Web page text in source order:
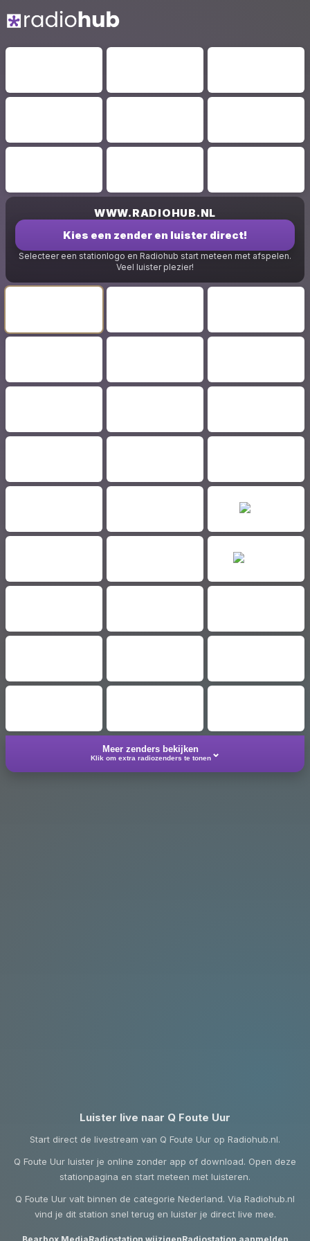
WWW.RADIOHUB.NL
Kies een zender en luister direct!
Selecteer een stationlogo en Radiohub start meteen met afspelen.
Veel luister plezier!
Meer zenders bekijken
Klik om extra radiozenders te tonen ⌄
Luister live naar Q Foute Uur
Start direct de livestream van Q Foute Uur op Radiohub.nl.
Q Foute Uur luister je online zonder app of download. Open deze
stationpagina en start meteen met luisteren.
Q Foute Uur valt binnen de categorie Nederland. Via Radiohub.nl
vind je dit station snel terug en luister je direct live mee.